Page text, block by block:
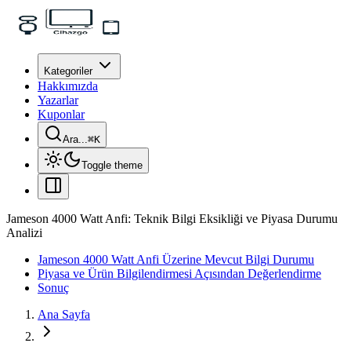
Kategoriler
Hakkımızda
Yazarlar
Kuponlar
Ara...⌘K
Toggle theme
Jameson 4000 Watt Anfi: Teknik Bilgi Eksikliği ve Piyasa Durumu
Analizi
Jameson 4000 Watt Anfi Üzerine Mevcut Bilgi Durumu
Piyasa ve Ürün Bilgilendirmesi Açısından Değerlendirme
Sonuç
Ana Sayfa